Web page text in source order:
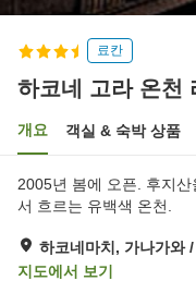
료칸
하코네 고라 온천
개요 객실 & 숙박 상품
2005년 봄에 오픈. 후지
서 흐르는 유백색 온천.
하코네마치, 가나가와
지도에서 보기